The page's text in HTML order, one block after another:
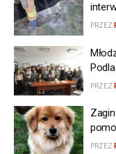
PRZEZ
PRZEZ
PRZEZ